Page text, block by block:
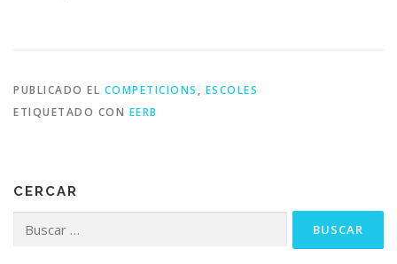
PUBLICADO EL COMPETICIONS , ESCOLES
ETIQUETADO CON EERB
CERCAR